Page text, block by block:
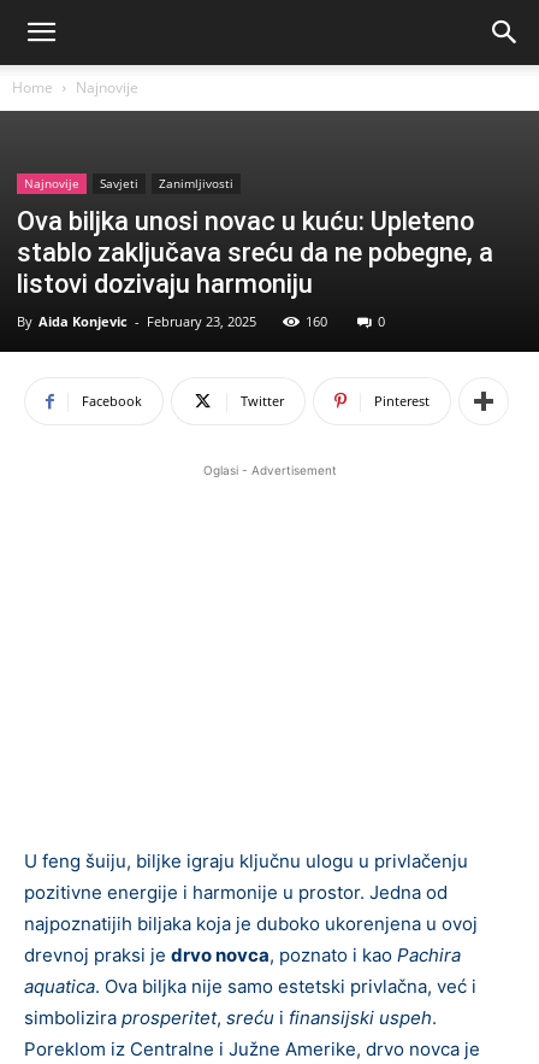
Home Najnovije
Najnovije Savjeti Zanimljivosti
Ova biljka unosi novac u kuću: Upleteno
stablo zaključava sreću da ne pobegne, a
listovi dozivaju harmoniju
By Aida Konjevic - February 23, 2025 160 0
Facebook Twitter Pinterest
Oglasi - Advertisement
U feng šuiju, biljke igraju ključnu ulogu u privlačenju
pozitivne energije i harmonije u prostor. Jedna od
najpoznatijih biljaka koja je duboko ukorenjena u ovoj
drevnoj praksi je drvo novca, poznato i kao Pachira
aquatica. Ova biljka nije samo estetski privlačna, već i
simbolizira prosperitet, sreću i finansijski uspeh.
Poreklom iz Centralne i Južne Amerike, drvo novca je